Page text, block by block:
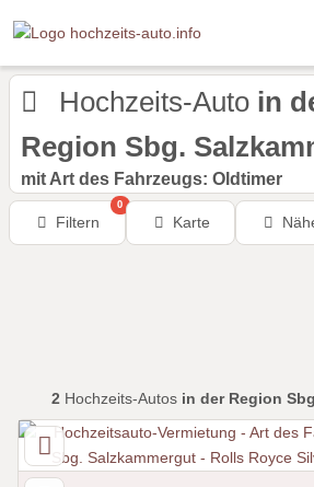
Hochzeits-Auto in
Region Sbg.
mit Art des Fahrzeugs: Oldtimer
Filtern
0
Karte
2 Hochzeits-Autos in der Region